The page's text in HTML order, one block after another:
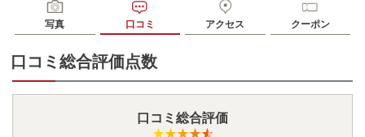
写真 口コミ アクセス クーポン
口コミ総合評価点数
口コミ総合評価